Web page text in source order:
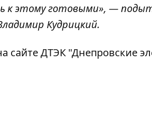
к этому готовыми», —
Кудрицкий.
ДТЭК "Днепровские